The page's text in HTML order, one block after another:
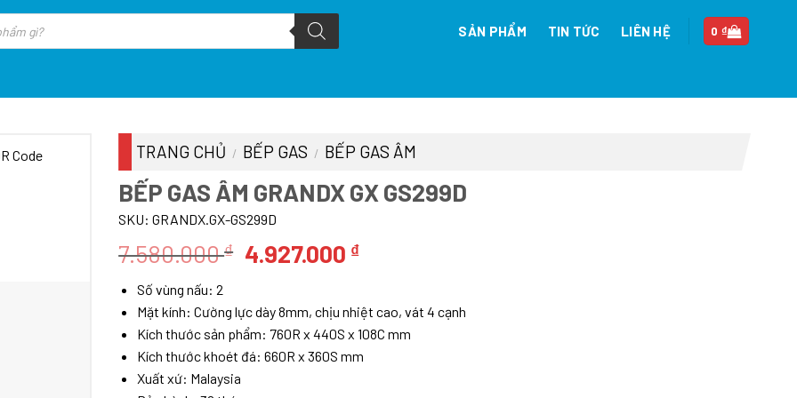
SẢN PHẨM TIN TỨC LIÊN HỆ 0₫
TRANG CHỦ / BẾP GAS / BẾP GAS ÂM
BẾP GAS ÂM GRANDX GX GS299D
SKU: GRANDX.GX-GS299D
7.580.000₫ Giá
là:
7.580.000 ₫.
4.927.000 ₫Giá
tại
là:
4.927.000 ₫.
Số vùng nấu: 2
Mặt kính: Cường lực dày 8mm, chịu nhiệt cao, vát 4 cạnh
Kích thước sản phẩm: 760R x 440S x 108C mm
Kích thước khoét đá: 660R x 360S mm
Xuất xứ: Malaysia